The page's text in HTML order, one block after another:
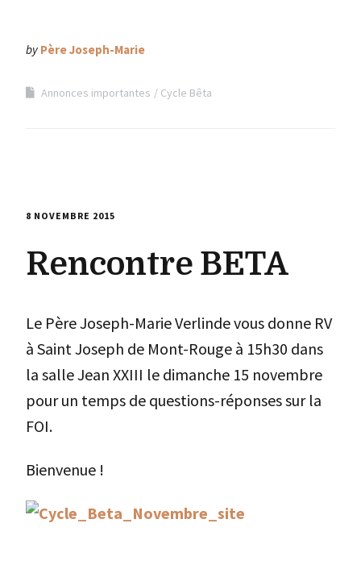
by Père Joseph-Marie
Annonces importantes Cycle Bêta
8 NOVEMBRE 2015
Rencontre BETA
Le Père Joseph-Marie Verlinde vous donne RV
à Saint Joseph de Mont-Rouge à 15h30 dans
la salle Jean XXIII le dimanche 15 novembre
pour un temps de questions-réponses sur la
FOI.
Bienvenue !